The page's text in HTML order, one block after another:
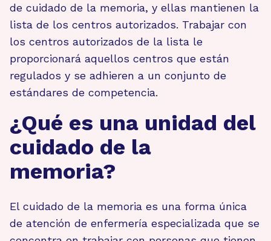
de cuidado de la memoria, y ellas mantienen la
lista de los centros autorizados. Trabajar con
los centros autorizados de la lista le
proporcionará aquellos centros que están
regulados y se adhieren a un conjunto de
estándares de competencia.
¿Qué es una unidad del
cuidado de la
memoria?
El cuidado de la memoria es una forma única
de atención de enfermería especializada que se